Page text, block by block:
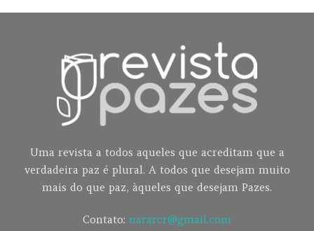
Uma revista a todos aqueles que acreditam que a
verdadeira paz é plural. A todos que desejam muito
mais do que paz, àqueles que desejam Pazes.
Contato: nararcr@gmail.com